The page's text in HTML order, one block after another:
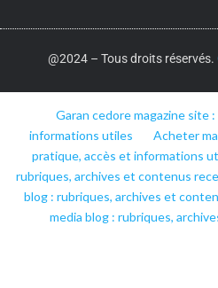
@2024 – Tous droits réservés.
Garan cedore magazine site
informations utiles
Acheter
pratique, accès et informations
rubriques, archives et contenus
blog : rubriques, archives et
media blog : rubriques,